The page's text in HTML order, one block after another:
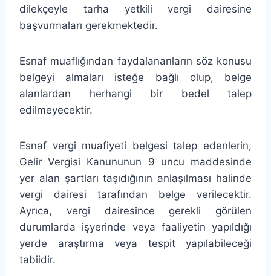
dilekçeyle tarha yetkili vergi dairesine
başvurmaları gerekmektedir.
Esnaf muaflığından faydalananların söz konusu
belgeyi almaları isteğe bağlı olup, belge
alanlardan herhangi bir bedel talep
edilmeyecektir.
Esnaf vergi muafiyeti belgesi talep edenlerin,
Gelir Vergisi Kanununun 9 uncu maddesinde
yer alan şartları taşıdığının anlaşılması halinde
vergi dairesi tarafından belge verilecektir.
Ayrıca, vergi dairesince gerekli görülen
durumlarda işyerinde veya faaliyetin yapıldığı
yerde araştırma veya tespit yapılabileceği
tabiidir.